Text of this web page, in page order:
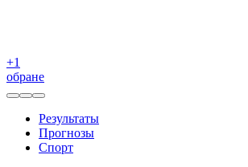
+1
обране
Результаты
Прогнозы
Спорт